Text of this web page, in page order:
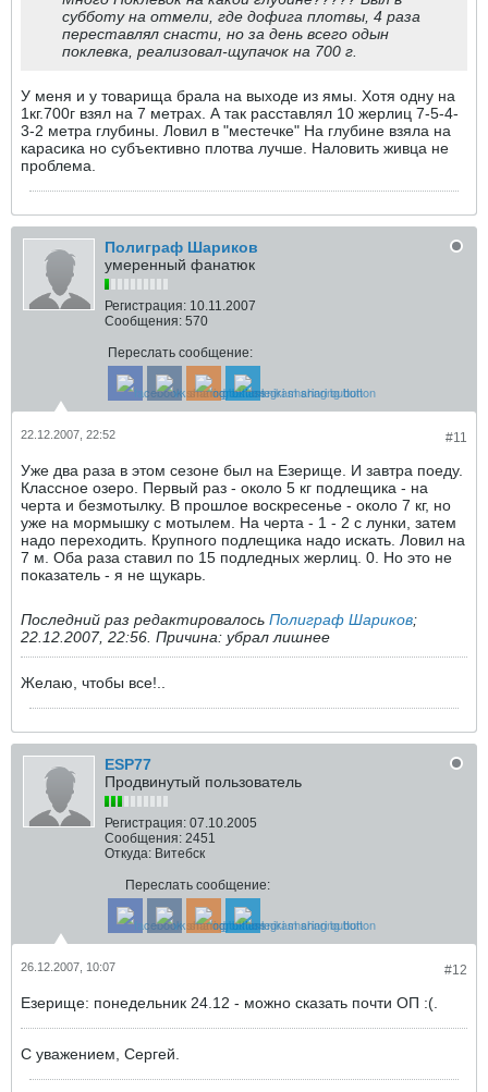
субботу на отмели, где дофига плотвы, 4 раза
переставлял снасти, но за день всего одын
поклевка, реализовал-щупачок на 700 г.
У меня и у товарища брала на выходе из ямы. Хотя одну на
1кг.700г взял на 7 метрах. А так расставлял 10 жерлиц 7-5-4-
3-2 метра глубины. Ловил в "местечке" На глубине взяла на
карасика но субъективно плотва лучше. Наловить живца не
проблема.
Полиграф Шариков
умеренный фанатюк
Регистрация: 10.11.2007
Сообщения: 570
Переслать сообщение:
#11
22.12.2007, 22:52
Уже два раза в этом сезоне был на Езерище. И завтра поеду.
Классное озеро. Первый раз - около 5 кг подлещика - на
черта и безмотылку. В прошлое воскресенье - около 7 кг, но
уже на мормышку с мотылем. На черта - 1 - 2 с лунки, затем
надо переходить. Крупного подлещика надо искать. Ловил на
7 м. Оба раза ставил по 15 подледных жерлиц. 0. Но это не
показатель - я не щукарь.
Последний раз редактировалось Полиграф Шариков;
22.12.2007, 22:56 Причина: убрал лишнее
Желаю, чтобы все!..
ESP77
Продвинутый пользователь
Регистрация: 07.10.2005
Сообщения: 2451
Откуда: Витебск
Переслать сообщение:
#12
26.12.2007, 10:07
Езерище: понедельник 24.12 - можно сказать почти ОП :(.
С уважением, Сергей.